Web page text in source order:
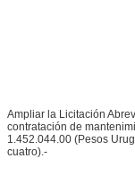
Ampliar la Licitación
contratación de
1.452.044.00 (Pesos
cuatro).-